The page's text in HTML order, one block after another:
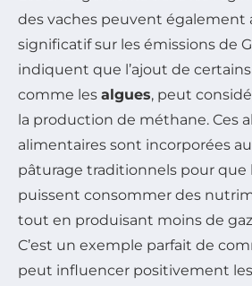
des vaches peuvent également
significatif sur les émissions de
indiquent que l’ajout de
comme les algues, peut
la production de méthane. Ces
alimentaires sont incorporées
pâturage traditionnels pour que
puissent consommer des
tout en produisant moins de
C’est un exemple parfait de
peut influencer positivement